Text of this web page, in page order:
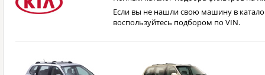
Если вы не нашли свою машину в
воспользуйтесь подбором по VIN.